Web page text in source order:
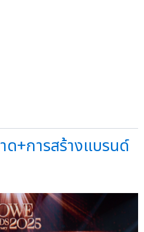
ด+การสร้างแบรนด์